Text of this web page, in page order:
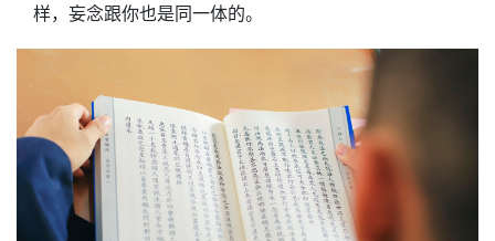
样，妄念跟你也是同一体的。